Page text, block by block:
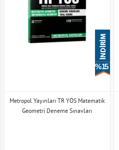
% 15
Metropol Yayınları TR YÖS Matematik
Geometri Deneme Sınavları